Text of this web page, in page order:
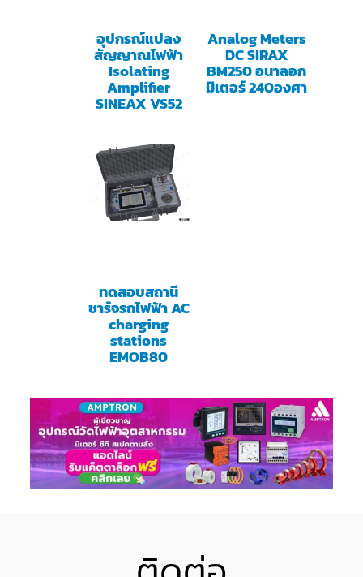
อุปกรณ์แปลง
สัญญาณไฟฟ้า
Isolating
Amplifier
SINEAX VS52
Analog Meters
DC SIRAX
BM250 อนาลอก
มิเตอร์ 240องศา
ทดสอบสถานี
ชาร์จรถไฟฟ้า AC
charging
stations
EMOB80